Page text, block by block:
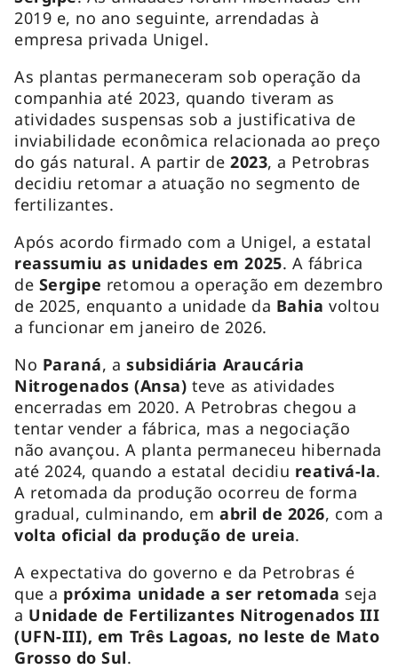
2019 e, no ano seguinte, arrendadas à
empresa privada Unigel.
As plantas permaneceram sob operação da
companhia até 2023, quando tiveram as
atividades suspensas sob a justificativa de
inviabilidade econômica relacionada ao preço
do gás natural. A partir de2023, a Petrobras
decidiu retomar a atuação no segmento de
fertilizantes.
Após acordo firmado com a Unigel, a estatal
reassumiu as unidades em 2025. A fábrica
de Sergipe retomou a operação em dezembro
de 2025, enquanto a unidade da Bahia voltou
a funcionar em janeiro de 2026.
No Paraná, asubsidiária Araucária
Nitrogenados (Ansa) teve as atividades
encerradas em 2020. A Petrobras chegou a
tentar vender a fábrica, mas a negociação
não avançou. A planta permaneceu hibernada
até 2024, quando a estatal decidiu reativá-la.
A retomada da produção ocorreu de forma
gradual, culminando, em abril de 2026, com a
volta oficial da produção de ureia.
A expectativa do governo e da Petrobras é
que a próxima unidade a ser retomada seja
a Unidade de Fertilizantes Nitrogenados III
(UFN-III), em Três Lagoas, no leste de Mato
Grosso do Sul.